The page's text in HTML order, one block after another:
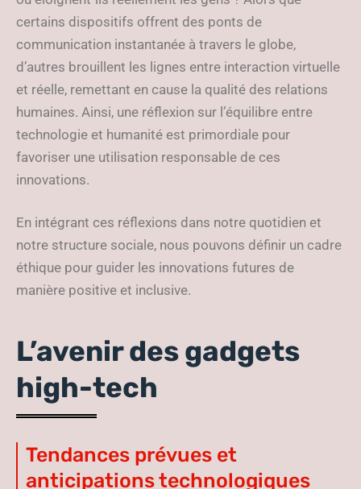
certains dispositifs offrent des ponts de
communication instantanée à travers le globe,
d’autres brouillent les lignes entre interaction virtuelle
et réelle, remettant en cause la qualité des relations
humaines. Ainsi, une réflexion sur l’équilibre entre
technologie et humanité est primordiale pour
favoriser une utilisation responsable de ces
innovations.
En intégrant ces réflexions dans notre quotidien et
notre structure sociale, nous pouvons définir un cadre
éthique pour guider les innovations futures de
manière positive et inclusive.
L’avenir des gadgets
high-tech
Tendances prévues et
anticipations technologiques